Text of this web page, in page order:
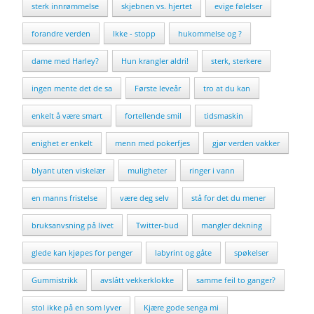
sterk innrømmelse skjebnen vs. hjertet evige følelser
forandre verden Ikke - stopp hukommelse og ?
dame med Harley? Hun krangler aldri! sterk, sterkere
ingen mente det de sa Første leveår tro at du kan
enkelt å være smart fortellende smil tidsmaskin
enighet er enkelt menn med pokerfjes gjør verden vakker
blyant uten viskelær muligheter ringer i vann
en manns fristelse være deg selv stå for det du mener
bruksanvsning på livet Twitter-bud mangler dekning
glede kan kjøpes for penger labyrint og gåte spøkelser
Gummistrikk avslått vekkerklokke samme feil to ganger?
stol ikke på en som lyver Kjære gode senga mi